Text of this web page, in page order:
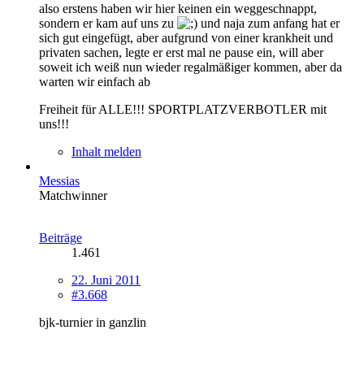
also erstens haben wir hier keinen ein weggeschnappt,
sondern er kam auf uns zu
und naja zum anfang hat er
sich gut eingefügt, aber aufgrund von einer krankheit und
privaten sachen, legte er erst mal ne pause ein, will aber
soweit ich weiß nun wieder regalmäßiger kommen, aber da
warten wir einfach ab
Freiheit für ALLE!!! SPORTPLATZVERBOTLER mit
uns!!!
Inhalt melden
Messias
Matchwinner
Beiträge
1.461
22. Juni 2011
#3.668
bjk-turnier in ganzlin